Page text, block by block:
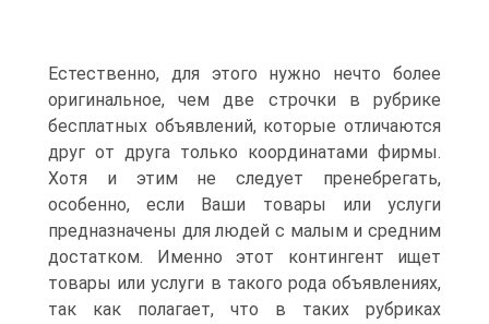
Естественно, для этого нужно нечто более
оригинальное, чем две строчки в рубрике
бесплатных объявлений, которые отличаются
друг от друга только координатами фирмы.
Хотя и этим не следует пренебрегать,
особенно, если Ваши товары или услуги
предназначены для людей с малым и средним
достатком. Именно этот контингент ищет
товары или услуги в такого рода объявлениях,
так как полагает, что в таких рубриках